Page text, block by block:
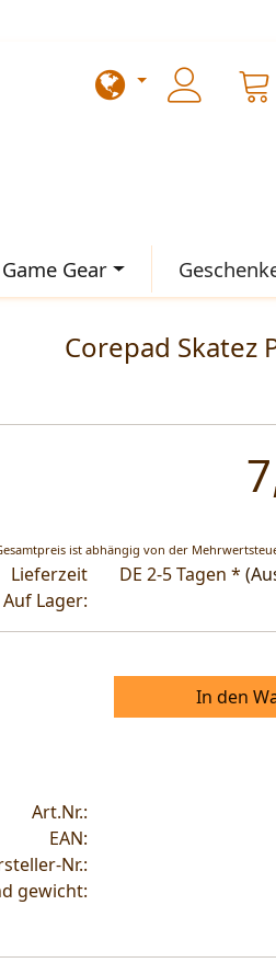
Gear
Corepad Skatez
ist abhängig von der
Lieferzeit DE 2-5 Tagen *
Auf Lager:
In den
Art.Nr.:
EAN:
Nr.:
gewicht: